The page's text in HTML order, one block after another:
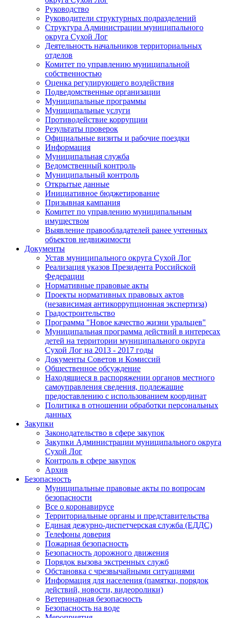
Руководство
Руководители структурных подразделений
Структура Администрации муниципального
округа Сухой Лог
Деятельность начальников территориальных
отделов
Комитет по управлению муниципальной
собственностью
Оценка регулирующего воздействия
Подведомственные организации
Муниципальные программы
Муниципальные услуги
Противодействие коррупции
Результаты проверок
Официальные визиты и рабочие поездки
Информация
Муниципальная служба
Ведомственный контроль
Муниципальный контроль
Открытые данные
Инициативное бюджетирование
Призывная кампания
Комитет по управлению муниципальным
имуществом
Выявление правообладателей ранее учтенных
объектов недвижимости
Документы
Устав муниципального округа Сухой Лог
Реализация указов Президента Российской
Федерации
Нормативные правовые акты
Проекты нормативных правовых актов
(независимая антикоррупционная экспертиза)
Градостроительство
Программа "Новое качество жизни уральцев"
Муниципальная программа действий в интересах
детей на территории муниципального округа
Сухой Лог на 2013 - 2017 годы
Документы Советов и Комиссий
Общественное обсуждение
Находящиеся в распоряжении органов местного
самоуправления сведения, подлежащие
предоставлению с использованием координат
Политика в отношении обработки персональных
данных
Закупки
Законодательство в сфере закупок
Закупки Администрации муниципального округа
Сухой Лог
Контроль в сфере закупок
Архив
Безопасность
Муниципальные правовые акты по вопросам
безопасности
Все о коронавирусе
Территориальные органы и представительства
Единая дежурно-диспетчерская служба (ЕДДС)
Телефоны доверия
Пожарная безопасность
Безопасность дорожного движения
Порядок вызова экстренных служб
Обстановка с чрезвычайными ситуациями
Информация для населения (памятки, порядок
действий, новости, видеоролики)
Ветеринарная безопасность
Безопасность на воде